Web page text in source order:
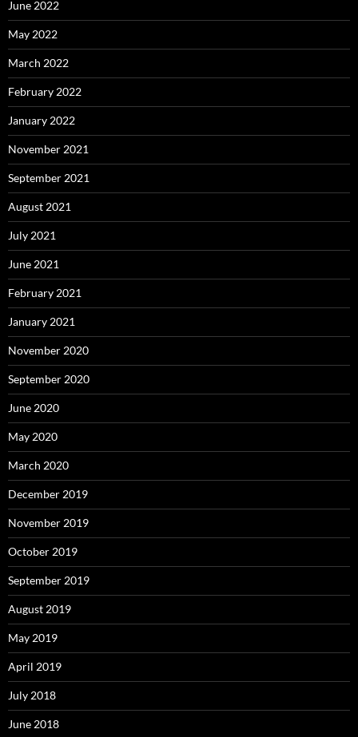
June 2022
May 2022
March 2022
February 2022
January 2022
November 2021
September 2021
August 2021
July 2021
June 2021
February 2021
January 2021
November 2020
September 2020
June 2020
May 2020
March 2020
December 2019
November 2019
October 2019
September 2019
August 2019
May 2019
April 2019
July 2018
June 2018